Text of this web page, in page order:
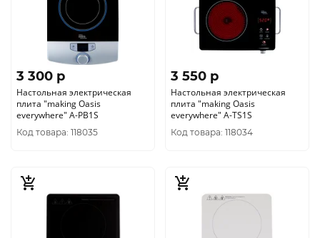
3 300 p
Настольная электрическая
плита "making Оasis
everywhere" A-PB1S
Код товара: 118035
3 550 p
Настольная электрическая
плита "making Оasis
everywhere" A-TS1S
Код товара: 118034